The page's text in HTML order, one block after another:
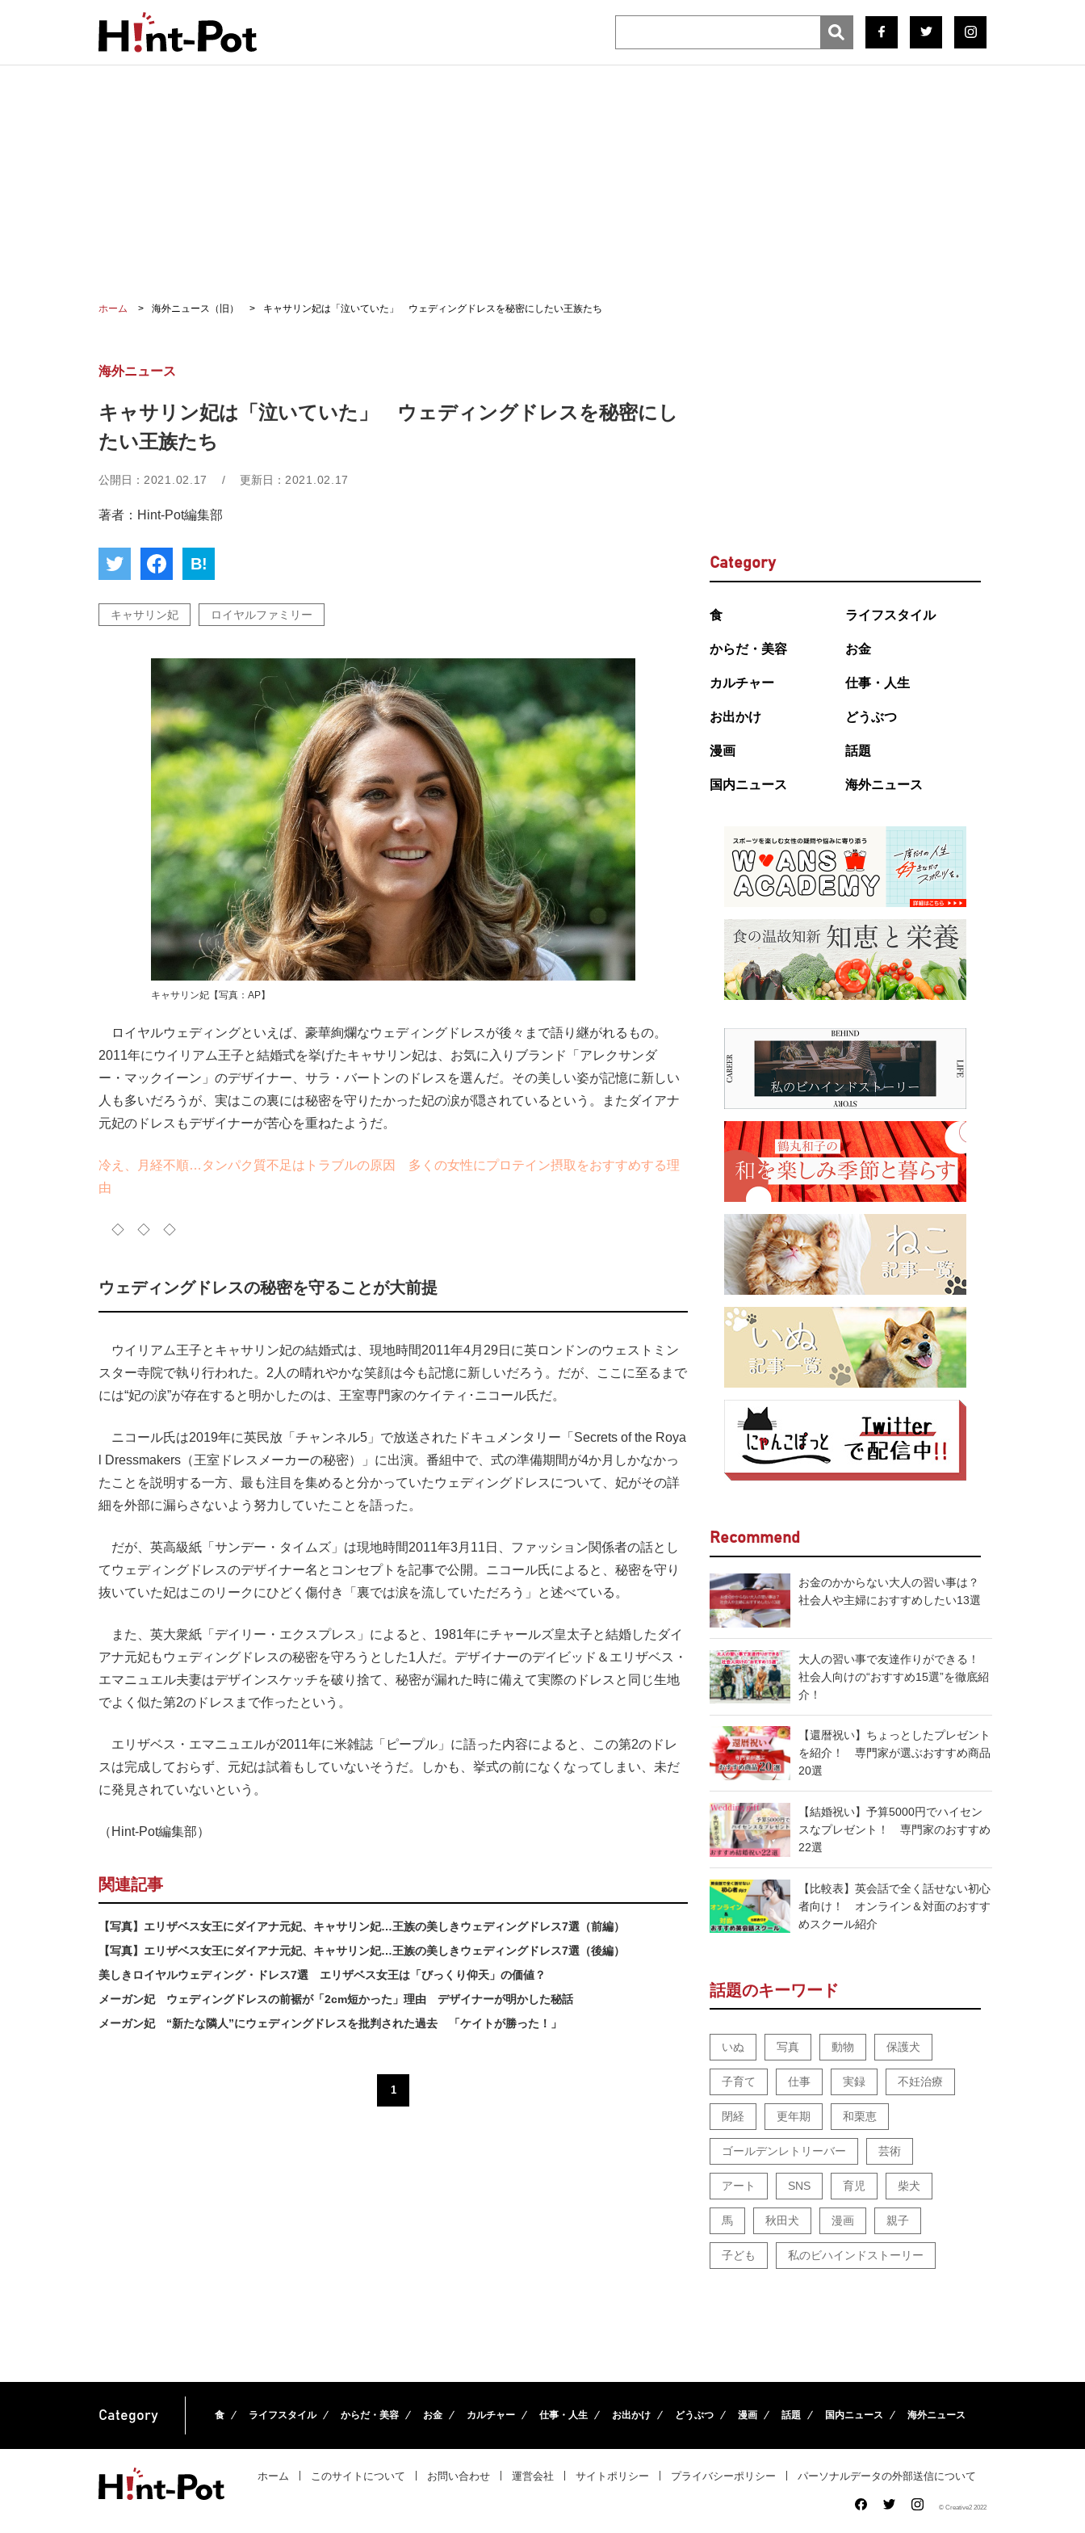
ホーム 海外ニュース（旧） キャサリン妃は「泣いていた」 ウェディングドレスを秘密にしたい王族たち
海外ニュース
キャサリン妃は「泣いていた」 ウェディングドレスを秘密にし
たい王族たち
公開日： 2021.02.17 / 更新日： 2021.02.17
著者：Hint-Pot編集部
B!
キャサリン妃 ロイヤルファミリー
キャサリン妃【写真：AP】
ロイヤルウェディングといえば、豪華絢爛なウェディングドレスが後々まで語り継がれるもの。
2011年にウイリアム王子と結婚式を挙げたキャサリン妃は、お気に入りブランド「アレクサンダ
ー・マックイーン」のデザイナー、サラ・バートンのドレスを選んだ。その美しい姿が記憶に新しい
人も多いだろうが、実はこの裏には秘密を守りたかった妃の涙が隠されているという。またダイアナ
元妃のドレスもデザイナーが苦心を重ねたようだ。
冷え、月経不順…タンパク質不足はトラブルの原因 多くの女性にプロテイン摂取をおすすめする理
由
◇ ◇ ◇
ウェディングドレスの秘密を守ることが大前提
ウイリアム王子とキャサリン妃の結婚式は、現地時間2011年4月29日に英ロンドンのウェストミン
スター寺院で執り行われた。2人の晴れやかな笑顔は今も記憶に新しいだろう。だが、ここに至るまで
には“妃の涙”が存在すると明かしたのは、王室専門家のケイティ･ニコール氏だ。
ニコール氏は2019年に英民放「チャンネル5」で放送されたドキュメンタリー「Secrets of the Roya
l Dressmakers（王室ドレスメーカーの秘密）」に出演。番組中で、式の準備期間が4か月しかなかっ
たことを説明する一方、最も注目を集めると分かっていたウェディングドレスについて、妃がその詳
細を外部に漏らさないよう努力していたことを語った。
だが、英高級紙「サンデー・タイムズ」は現地時間2011年3月11日、ファッション関係者の話とし
てウェディングドレスのデザイナー名とコンセプトを記事で公開。ニコール氏によると、秘密を守り
抜いていた妃はこのリークにひどく傷付き「裏では涙を流していただろう」と述べている。
また、英大衆紙「デイリー・エクスプレス」によると、1981年にチャールズ皇太子と結婚したダイ
アナ元妃もウェディングドレスの秘密を守ろうとした1人だ。デザイナーのデイビッド＆エリザベス・
エマニュエル夫妻はデザインスケッチを破り捨て、秘密が漏れた時に備えて実際のドレスと同じ生地
でよく似た第2のドレスまで作ったという。
エリザベス・エマニュエルが2011年に米雑誌「ピープル」に語った内容によると、この第2のドレ
スは完成しておらず、元妃は試着もしていないそうだ。しかも、挙式の前になくなってしまい、未だ
に発見されていないという。
（Hint-Pot編集部）
関連記事
【写真】エリザベス女王にダイアナ元妃、キャサリン妃…王族の美しきウェディングドレス7選（前編）
【写真】エリザベス女王にダイアナ元妃、キャサリン妃…王族の美しきウェディングドレス7選（後編）
美しきロイヤルウェディング・ドレス7選 エリザベス女王は「びっくり仰天」の価値？
メーガン妃 ウェディングドレスの前裾が「2cm短かった」理由 デザイナーが明かした秘話
メーガン妃 “新たな隣人”にウェディングドレスを批判された過去 「ケイトが勝った！」
1
Category
食 ライフスタイル
からだ・美容 お金
カルチャー 仕事・人生
お出かけ どうぶつ
漫画 話題
国内ニュース 海外ニュース
Recommend
お金のかからない大人の習い事は？
社会人や主婦におすすめしたい13選
大人の習い事で友達作りができる！
社会人向けの“おすすめ15選”を徹底紹
介！
【還暦祝い】ちょっとしたプレゼント
を紹介！ 専門家が選ぶおすすめ商品
20選
【結婚祝い】予算5000円でハイセン
スなプレゼント！ 専門家のおすすめ
22選
【比較表】英会話で全く話せない初心
者向け！ オンライン＆対面のおすす
めスクール紹介
話題のキーワード
いぬ 写真 動物 保護犬
子育て 仕事 実録 不妊治療
閉経 更年期 和栗恵
ゴールデンレトリーバー 芸術
アート SNS 育児 柴犬
馬 秋田犬 漫画 親子
子ども 私のビハインドストーリー
Category 食 ライフスタイル からだ・美容 お金 カルチャー 仕事・人生 お出かけ どうぶつ 漫画 話題 国内ニュース 海外ニュース
ホーム このサイトについて お問い合わせ 運営会社 サイトポリシー プライバシーポリシー パーソナルデータの外部送信について
© Creative2 2022